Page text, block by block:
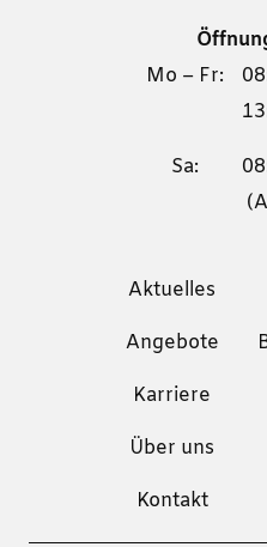
Mo – Fr:
Sa:
Aktuelles
Angebote
Karriere
Über uns
Kontakt